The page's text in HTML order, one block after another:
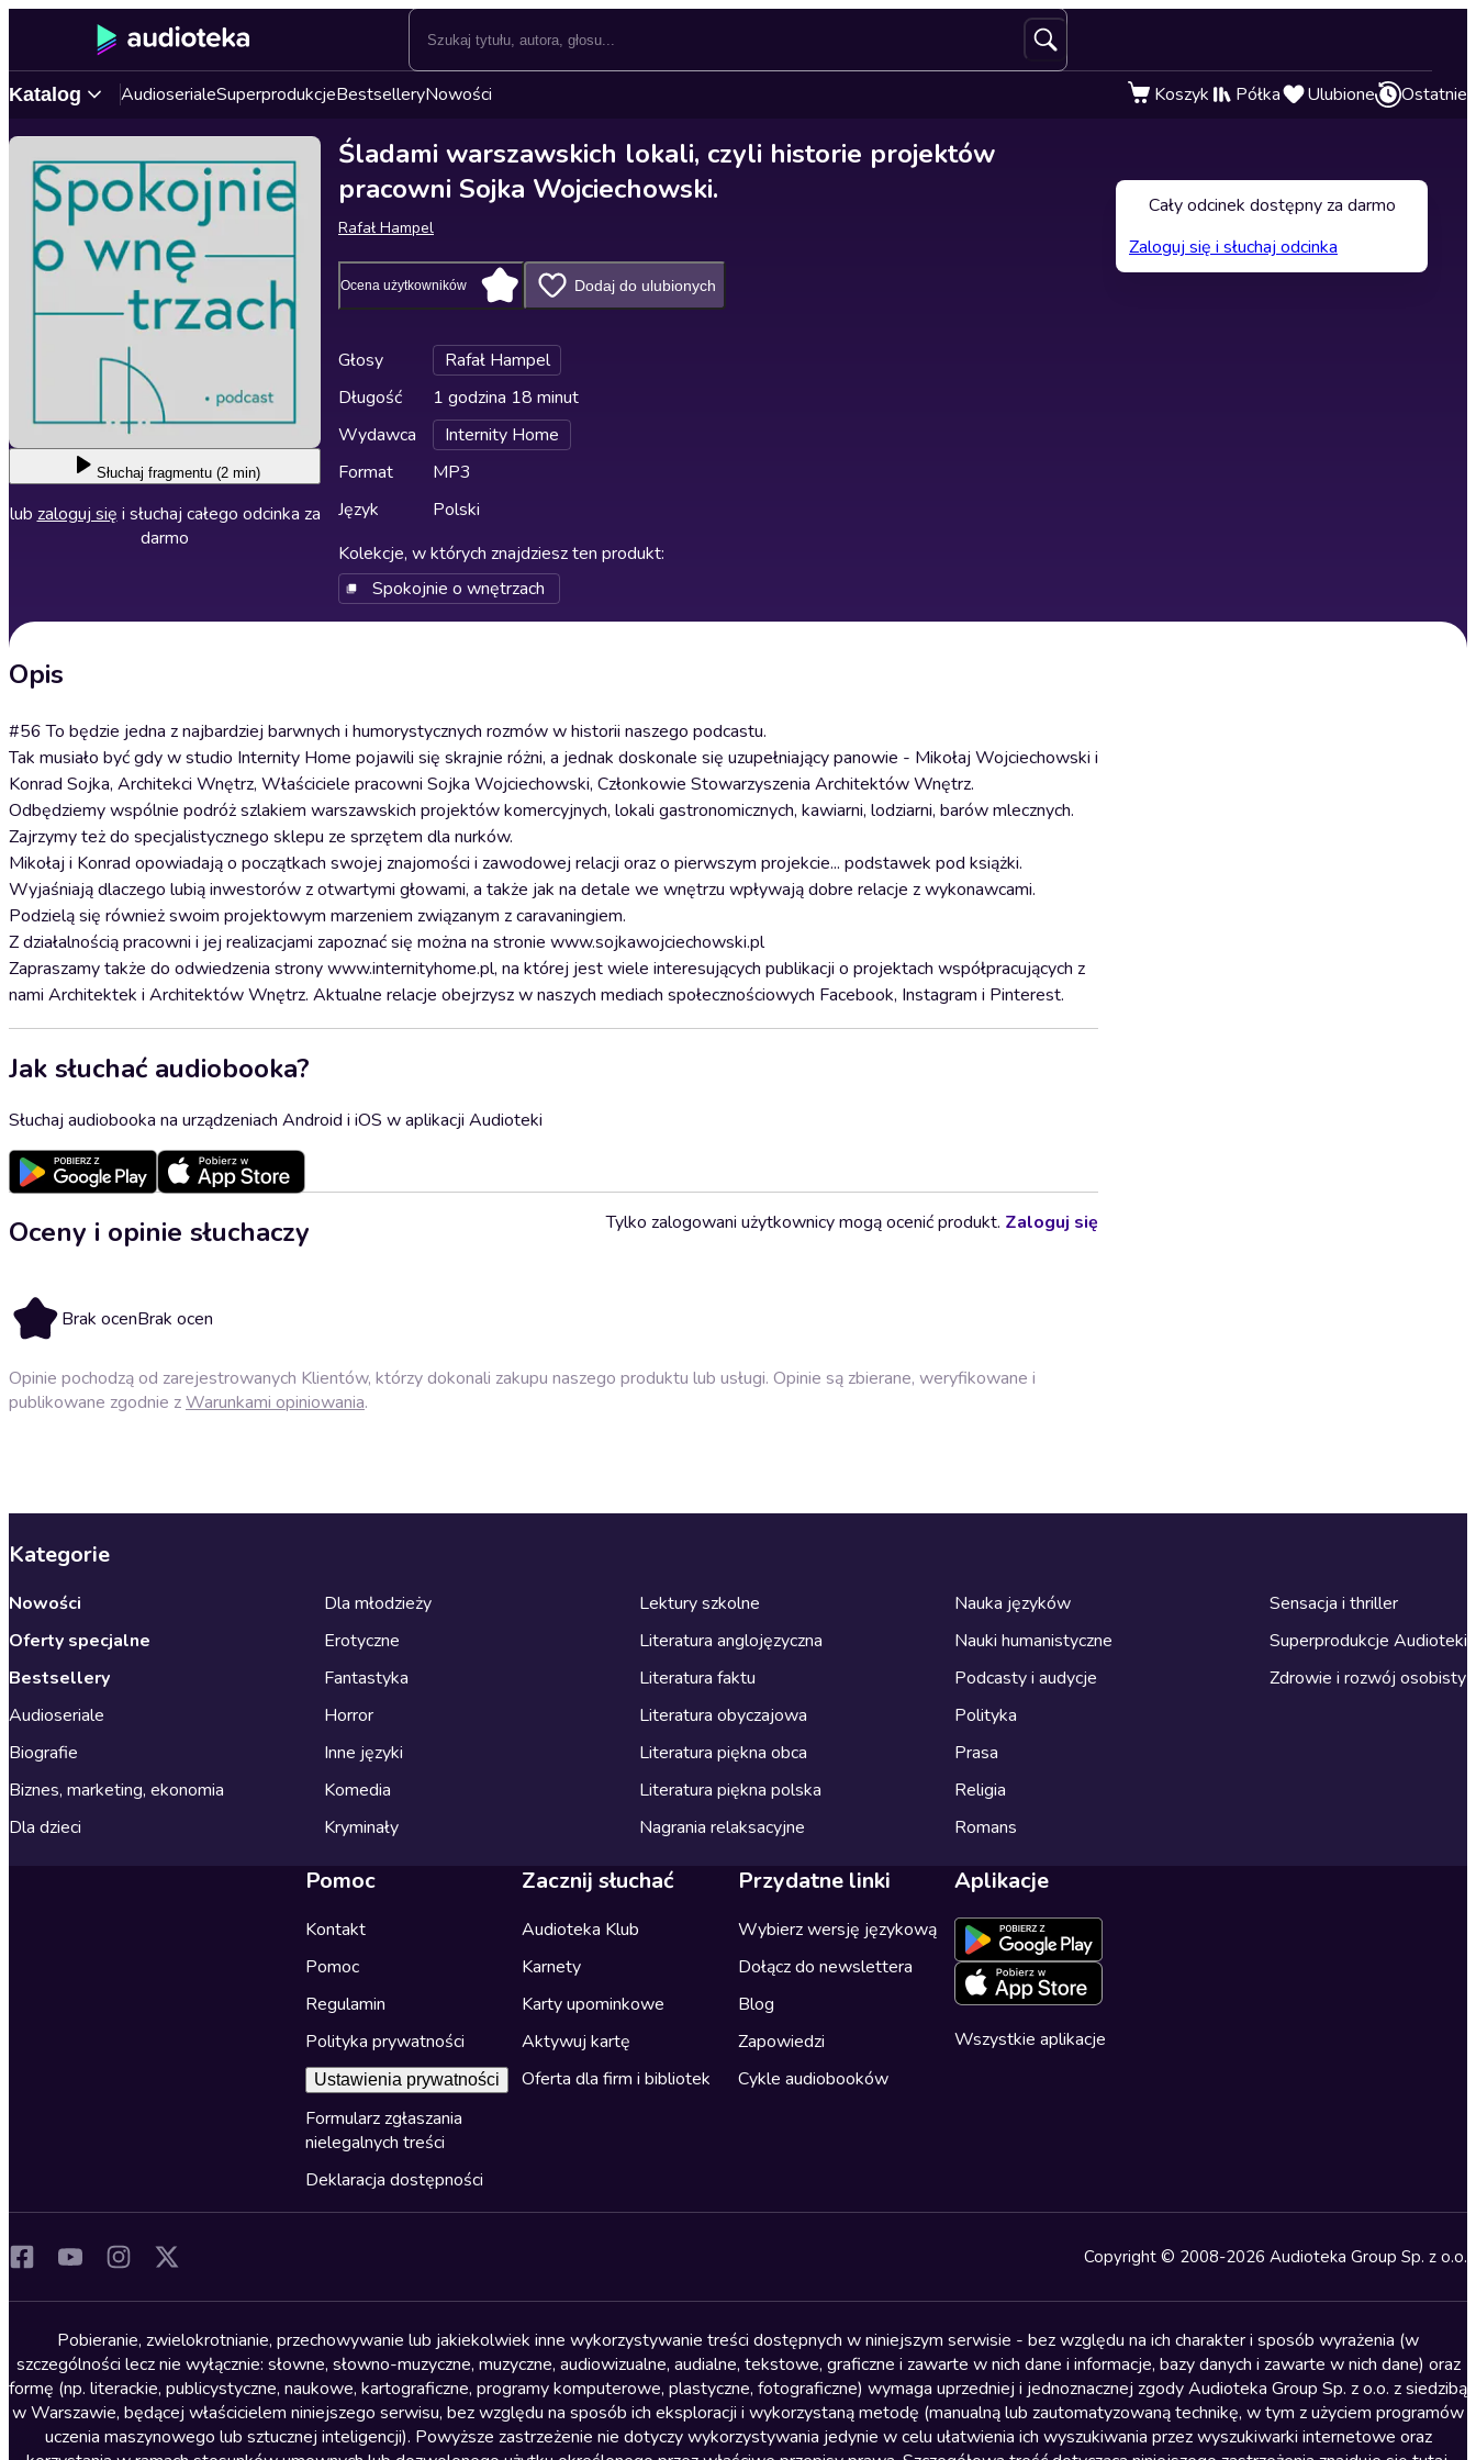
Katalog AudioserialeSuperprodukcjeBestselleryNowości Koszyk Półka Ulubione Ostatnie
Słuchaj fragmentu (2 min)
lub zaloguj się i słuchaj całego odcinka za
darmo
Śladami warszawskich lokali, czyli historie projektów
pracowni Sojka Wojciechowski.
Rafał Hampel
Ocena użytkowników Dodaj do ulubionych
Głosy
Rafał Hampel
Długość
1 godzina 18 minut
Wydawca
Internity Home
Format
MP3
Język
Polski
Kolekcje, w których znajdziesz ten produkt:
Spokojnie o wnętrzach
Opis
#56 To będzie jedna z najbardziej barwnych i humorystycznych rozmów w historii naszego podcastu.
Tak musiało być gdy w studio Internity Home pojawili się skrajnie różni, a jednak doskonale się uzupełniający panowie - Mikołaj Wojciechowski i
Konrad Sojka, Architekci Wnętrz, Właściciele pracowni Sojka Wojciechowski, Członkowie Stowarzyszenia Architektów Wnętrz.
Odbędziemy wspólnie podróż szlakiem warszawskich projektów komercyjnych, lokali gastronomicznych, kawiarni, lodziarni, barów mlecznych.
Zajrzymy też do specjalistycznego sklepu ze sprzętem dla nurków.
Mikołaj i Konrad opowiadają o początkach swojej znajomości i zawodowej relacji oraz o pierwszym projekcie... podstawek pod książki.
Wyjaśniają dlaczego lubią inwestorów z otwartymi głowami, a także jak na detale we wnętrzu wpływają dobre relacje z wykonawcami.
Podzielą się również swoim projektowym marzeniem związanym z caravaningiem.
Z działalnością pracowni i jej realizacjami zapoznać się można na stronie www.sojkawojciechowski.pl
Zapraszamy także do odwiedzenia strony www.internityhome.pl, na której jest wiele interesujących publikacji o projektach współpracujących z
nami Architektek i Architektów Wnętrz. Aktualne relacje obejrzysz w naszych mediach społecznościowych Facebook, Instagram i Pinterest.
Jak słuchać audiobooka?
Słuchaj audiobooka na urządzeniach Android i iOS w aplikacji Audioteki
Oceny i opinie słuchaczy
Brak ocenBrak ocen
Tylko zalogowani użytkownicy mogą ocenić produkt. Zaloguj się
Opinie pochodzą od zarejestrowanych Klientów, którzy dokonali zakupu naszego produktu lub usługi. Opinie są zbierane, weryfikowane i
publikowane zgodnie zWarunkami opiniowania.
Cały odcinek dostępny za darmo
Zaloguj się i słuchaj odcinka
Kategorie
Nowości
Oferty specjalne
Bestsellery
Audioseriale
Biografie
Biznes, marketing, ekonomia
Dla dzieci
Dla młodzieży
Erotyczne
Fantastyka
Horror
Inne języki
Komedia
Kryminały
Lektury szkolne
Literatura anglojęzyczna
Literatura faktu
Literatura obyczajowa
Literatura piękna obca
Literatura piękna polska
Nagrania relaksacyjne
Nauka języków
Nauki humanistyczne
Podcasty i audycje
Polityka
Prasa
Religia
Romans
Sensacja i thriller
Superprodukcje Audioteki
Zdrowie i rozwój osobisty
Pomoc
Kontakt
Pomoc
Regulamin
Polityka prywatności
Ustawienia prywatności
Formularz zgłaszania
nielegalnych treści
Deklaracja dostępności
Zacznij słuchać
Audioteka Klub
Karnety
Karty upominkowe
Aktywuj kartę
Oferta dla firm i bibliotek
Przydatne linki
Wybierz wersję językową
Dołącz do newslettera
Blog
Zapowiedzi
Cykle audiobooków
Aplikacje
Wszystkie aplikacje
Copyright © 2008-2026 Audioteka Group Sp. z o.o.
Pobieranie, zwielokrotnianie, przechowywanie lub jakiekolwiek inne wykorzystywanie treści dostępnych w niniejszym serwisie - bez względu na ich charakter i sposób wyrażenia (w
szczególności lecz nie wyłącznie: słowne, słowno-muzyczne, muzyczne, audiowizualne, audialne, tekstowe, graficzne i zawarte w nich dane i informacje, bazy danych i zawarte w nich dane) oraz
formę (np. literackie, publicystyczne, naukowe, kartograficzne, programy komputerowe, plastyczne, fotograficzne) wymaga uprzedniej i jednoznacznej zgody Audioteka Group Sp. z o.o. z siedzibą
w Warszawie, będącej właścicielem niniejszego serwisu, bez względu na sposób ich eksploracji i wykorzystaną metodę (manualną lub zautomatyzowaną technikę, w tym z użyciem programów
uczenia maszynowego lub sztucznej inteligencji). Powyższe zastrzeżenie nie dotyczy wykorzystywania jedynie w celu ułatwienia ich wyszukiwania przez wyszukiwarki internetowe oraz